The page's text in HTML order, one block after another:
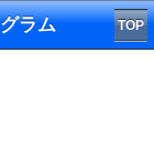
ラム TOP